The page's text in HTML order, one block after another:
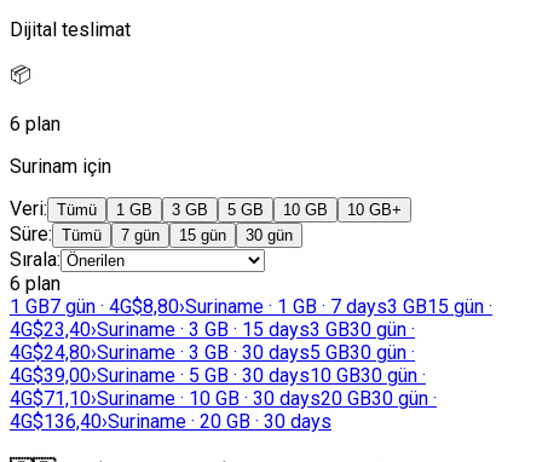
Dijital teslimat
📦
6 plan
Surinam için
Veri: Tümü 1 GB 3 GB 5 GB 10 GB 10 GB+
Süre: Tümü 7 gün 15 gün 30 gün
Sırala:
6 plan
1 GB7 gün · 4G$8,80›Suriname · 1 GB · 7 days3 GB15 gün ·
4G$23,40›Suriname · 3 GB · 15 days3 GB30 gün ·
4G$24,80›Suriname · 3 GB · 30 days5 GB30 gün ·
4G$39,00›Suriname · 5 GB · 30 days10 GB30 gün ·
4G$71,10›Suriname · 10 GB · 30 days20 GB30 gün ·
4G$136,40›Suriname · 20 GB · 30 days